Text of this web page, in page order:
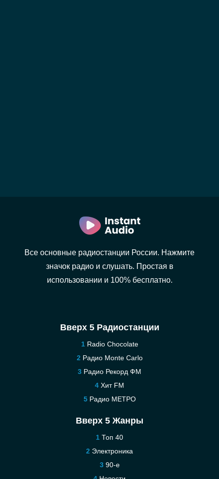
Все основные радиостанции России. Нажмите
значок радио и слушать. Простая в
использовании и 100% бесплатно.
Вверх 5 Радиостанции
Radio Chocolate
Радио Monte Carlo
Радио Рекорд ФМ
Хит FM
Радио МЕТРО
Вверх 5 Жанры
Топ 40
Электроника
90-е